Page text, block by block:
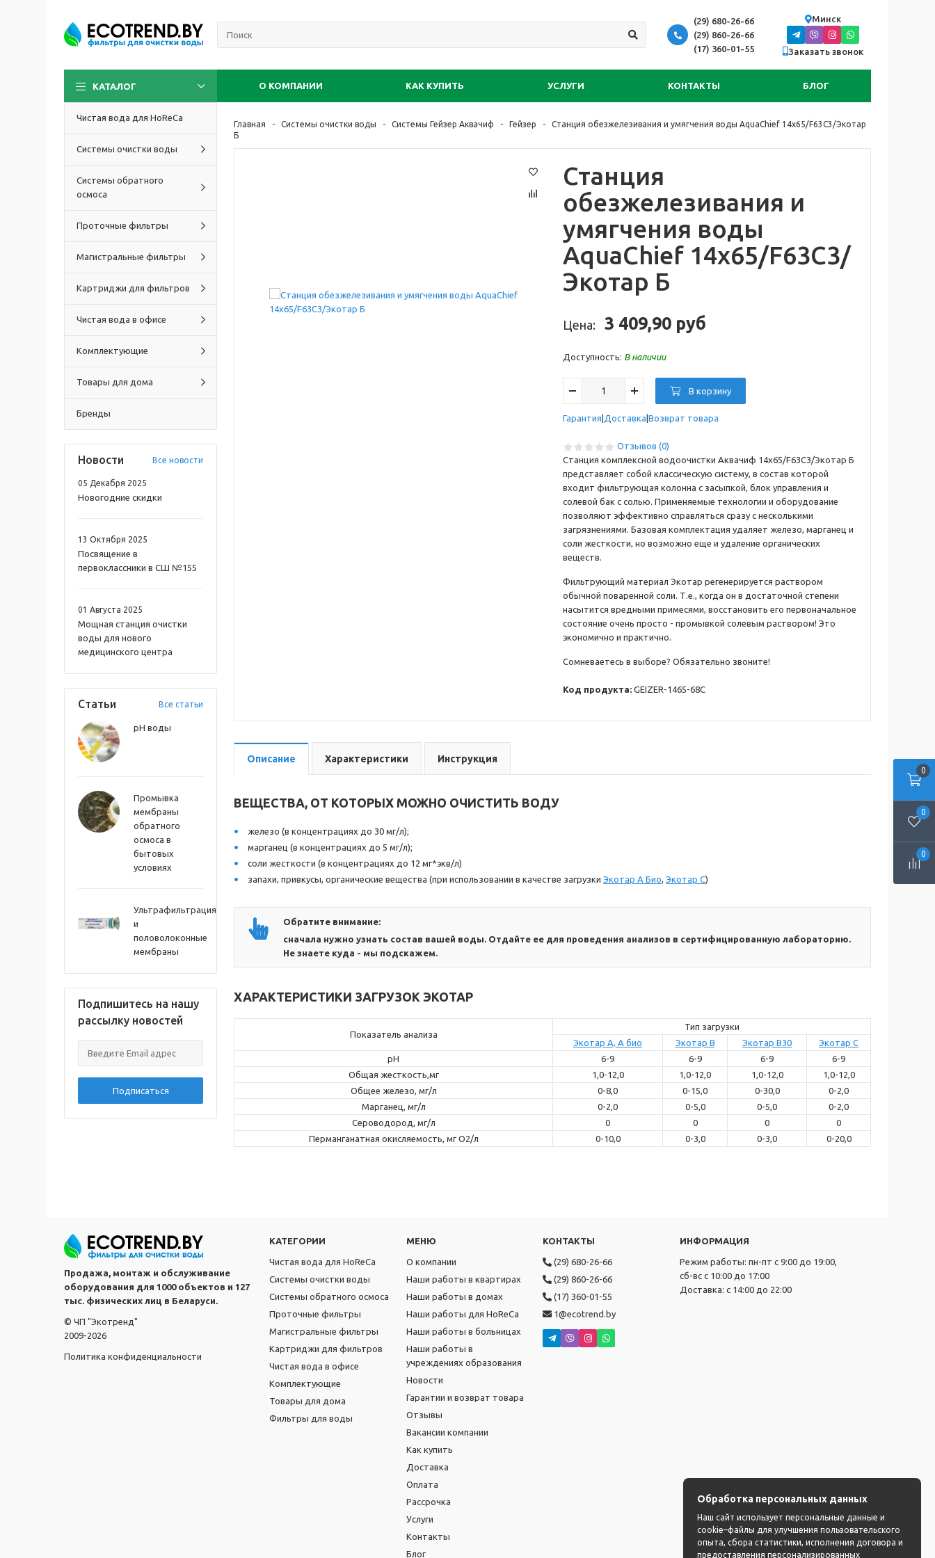
(29) 680-26-66
(29) 860-26-66
(17) 360-01-55
Минск
Заказать звонок
КАТАЛОГ О КОМПАНИИ КАК КУПИТЬ УСЛУГИ КОНТАКТЫ БЛОГ
0
0
0
Чистая вода для HoReCa
Системы очистки воды
Системы обратного
осмоса
Проточные фильтры
Магистральные фильтры
Картриджи для фильтров
Чистая вода в офисе
Комплектующие
Товары для дома
Бренды
Новости Все новости
05 Декабря 2025
Новогодние скидки
13 Октября 2025
Посвящение в
первоклассники в СШ №155
01 Августа 2025
Мощная станция очистки
воды для нового
медицинского центра
Статьи Все статьи
pH воды
Промывка
мембраны
обратного
осмоса в
бытовых
условиях
Ультрафильтрация
и
половолоконные
мембраны
Подпишитесь на нашу
рассылку новостей
Подписаться
Главная Системы очистки воды Системы Гейзер Аквачиф Гейзер
Станция обезжелезивания и умягчения воды AquaChief 14x65/F63С3/Экотар
Б
Станция
обезжелезивания и
умягчения воды
AquaChief 14x65/F63С3/
Экотар Б
Цена: 3 409,90 руб
Доступность: В наличии
В корзину
Гарантия Доставка Возврат товара
Отзывов (0)
Станция комплексной водоочистки Аквачиф 14x65/F63С3/Экотар Б
представляет собой классическую систему, в состав которой
входит фильтрующая колонна с засыпкой, блок управления и
солевой бак с солью. Применяемые технологии и оборудование
позволяют эффективно справляться сразу с несколькими
загрязнениями. Базовая комплектация удаляет железо, марганец и
соли жесткости, но возможно еще и удаление органических
веществ.
Фильтрующий материал Экотар регенерируется раствором
обычной поваренной соли. Т.е., когда он в достаточной степени
насытится вредными примесями, восстановить его первоначальное
состояние очень просто - промывкой солевым раствором! Это
экономично и практично.
Сомневаетесь в выборе? Обязательно звоните!
Код продукта: GEIZER-1465-68C
Описание Характеристики Инструкция
ВЕЩЕСТВА, ОТ КОТОРЫХ МОЖНО ОЧИСТИТЬ ВОДУ
железо (в концентрациях до 30 мг/л);
марганец (в концентрациях до 5 мг/л);
соли жесткости (в концентрациях до 12 мг*экв/л)
запахи, привкусы, органические вещества (при использовании в качестве загрузки Экотар А Био, Экотар С)
Обратите внимание:
сначала нужно узнать состав вашей воды. Отдайте ее для проведения анализов в сертифицированную лабораторию.
Не знаете куда - мы подскажем.
ХАРАКТЕРИСТИКИ ЗАГРУЗОК ЭКОТАР
Показатель анализа
Тип загрузки
Экотар А, А био
Экотар B Экотар B30
Экотар C
pH
6-9 6-9 6-9
6-9
Общая жесткость,мг
1,0-12,0 1,0-12,0 1,0-12,0
1,0-12,0
Общее железо, мг/л
0-8,0 0-15,0 0-30,0
0-2,0
Марганец, мг/л
0-2,0 0-5,0 0-5,0
0-2,0
Сероводород, мг/л
0 0 0
0
Перманганатная окисляемость, мг О2/л
0-10,0 0-3,0 0-3,0 0-20,0
Продажа, монтаж и обслуживание
оборудования для 1000 объектов и 127
тыс. физических лиц в Беларуси.
© ЧП "Экотренд"
2009-2026
Политика конфиденциальности
КАТЕГОРИИ
Чистая вода для HoReCa
Системы очистки воды
Системы обратного осмоса
Проточные фильтры
Магистральные фильтры
Картриджи для фильтров
Чистая вода в офисе
Комплектующие
Товары для дома
Фильтры для воды
МЕНЮ
О компании
Наши работы в квартирах
Наши работы в домах
Наши работы для HoReCa
Наши работы в больницах
Наши работы в
учреждениях образования
Новости
Гарантии и возврат товара
Отзывы
Вакансии компании
Как купить
Доставка
Оплата
Рассрочка
Услуги
Контакты
Блог
КОНТАКТЫ
(29) 680-26-66
(29) 860-26-66
(17) 360-01-55
1@ecotrend.by
ИНФОРМАЦИЯ
Режим работы: пн-пт с 9:00 до 19:00,
сб-вс с 10:00 до 17:00
Доставка: с 14:00 до 22:00
Обработка персональных данных
Наш сайт использует персональные данные и
cookie–файлы для улучшения пользовательского
опыта, сбора статистики, исполнения договора и
предоставления персонализированных